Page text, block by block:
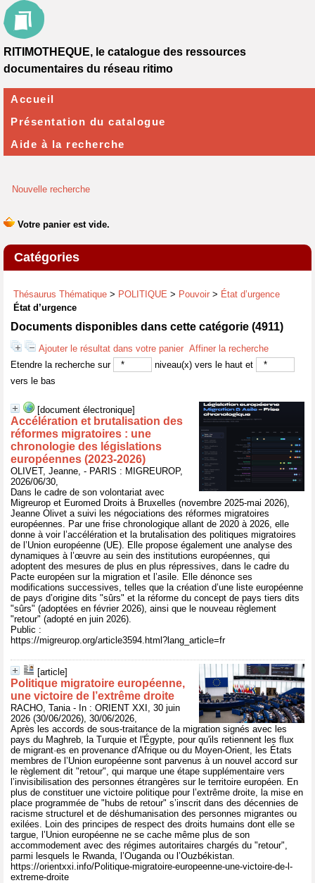
Nouvelle recherche
Catégories
Thésaurus Thématique > POLITIQUE > Pouvoir > État d’urgence
État d’urgence
Documents disponibles dans cette catégorie (4911)
Ajouter le résultat dans votre panier Affiner la recherche
Etendre la recherche sur
niveau(x) vers le haut et
vers le bas
[document électronique]
Accélération et brutalisation des
réformes migratoires : une
chronologie des législations
européennes (2023-2026)
OLIVET, Jeanne, - PARIS : MIGREUROP,
2026/06/30,
Dans le cadre de son volontariat avec
Migreurop et Euromed Droits à Bruxelles (novembre 2025-mai 2026),
Jeanne Olivet a suivi les négociations des réformes migratoires
européennes. Par une frise chronologique allant de 2020 à 2026, elle
donne à voir l’accélération et la brutalisation des politiques migratoires
de l’Union européenne (UE). Elle propose également une analyse des
dynamiques à l’œuvre au sein des institutions européennes, qui
adoptent des mesures de plus en plus répressives, dans le cadre du
Pacte européen sur la migration et l’asile. Elle dénonce ses
modifications successives, telles que la création d’une liste européenne
de pays d’origine dits "sûrs" et la réforme du concept de pays tiers dits
"sûrs" (adoptées en février 2026), ainsi que le nouveau règlement
"retour" (adopté en juin 2026).
Public :
https://migreurop.org/article3594.html?lang_article=fr
[article]
Politique migratoire européenne,
une victoire de l’extrême droite
RACHO, Tania - In : ORIENT XXI, 30 juin
2026 (30/06/2026), 30/06/2026,
Après les accords de sous-traitance de la migration signés avec les
pays du Maghreb, la Turquie et l'Égypte, pour qu'ils retiennent les flux
de migrant·es en provenance d'Afrique ou du Moyen-Orient, les États
membres de l’Union européenne sont parvenus à un nouvel accord sur
le règlement dit "retour", qui marque une étape supplémentaire vers
l’invisibilisation des personnes étrangères sur le territoire européen. En
plus de constituer une victoire politique pour l’extrême droite, la mise en
place programmée de "hubs de retour" s’inscrit dans des décennies de
racisme structurel et de déshumanisation des personnes migrantes ou
exilées. Loin des principes de respect des droits humains dont elle se
targue, l’Union européenne ne se cache même plus de son
accommodement avec des régimes autoritaires chargés du "retour",
parmi lesquels le Rwanda, l’Ouganda ou l’Ouzbékistan.
https://orientxxi.info/Politique-migratoire-europeenne-une-victoire-de-l-
extreme-droite
RITIMOTHEQUE, le catalogue des ressources
documentaires du réseau ritimo
Accueil
Présentation du catalogue
Aide à la recherche